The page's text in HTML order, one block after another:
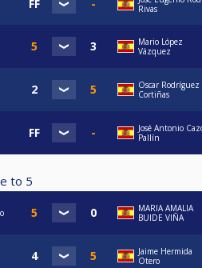
Rivas
Mario López
Vázquez
Oscar Rodríguez
Cortiñas
José Antonio
Pallín
to 5
MARIA AMALIA
BUIDE VIÑA
Jaime Hermida
Otero